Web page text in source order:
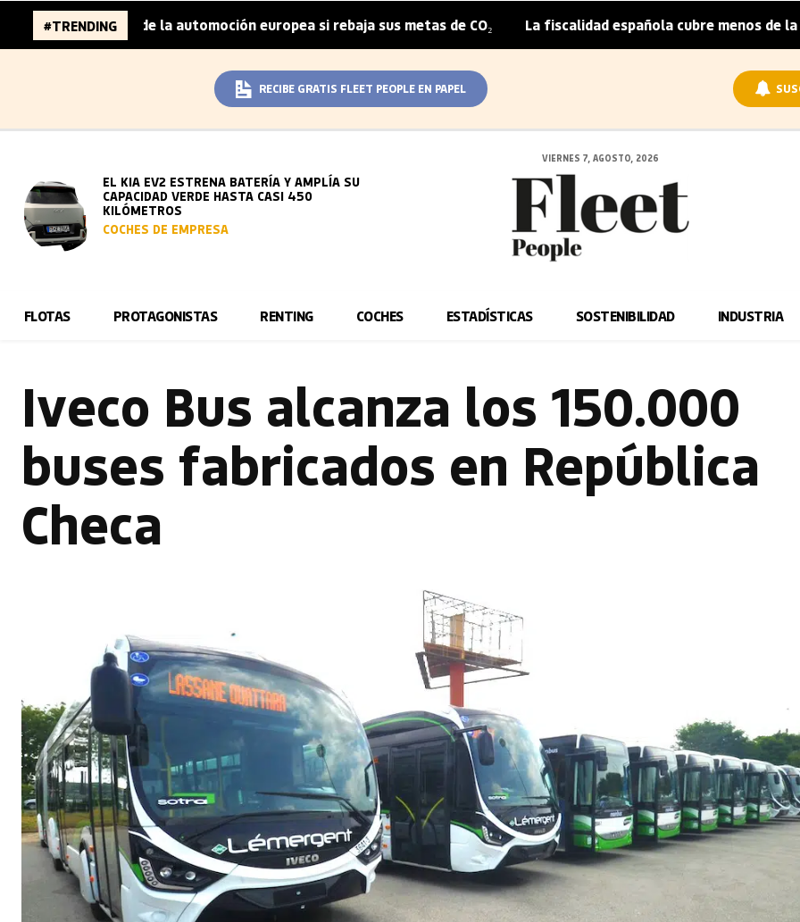
#TRENDING
de la automoción europea si rebaja sus metas de CO₂ | La fiscalidad española cubre menos de la mitad
RECIBE GRATIS FLEET PEOPLE EN PAPEL
EL KIA EV2 ESTRENA BATERÍA Y AMPLÍA SU
CAPACIDAD VERDE HASTA CASI 450
KILÓMETROS
COCHES DE EMPRESA
VIERNES 7, AGOSTO, 2026
FLOTAS PROTAGONISTAS RENTING COCHES ESTADÍSTICAS SOSTENIBILIDAD INDUSTRIA
Iveco Bus alcanza los 150.000
buses fabricados en República
Checa